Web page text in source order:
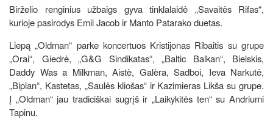
Birželio renginius užbaigs gyva tinklalaidė „Savaitės Rifas“,
kurioje pasirodys Emil Jacob ir Manto Patarako duetas.
Liepą „Oldman“ parke koncertuos Kristijonas Ribaitis su grupe
„Orai“, Giedrė, „G&G Sindikatas“, „Baltic Balkan“, Bielskis,
Daddy Was a Milkman, Aistè, Galèra, Sadboi, Ieva Narkutė,
„Biplan“, Kastetas, „Saulės kliošas“ ir Kazimieras Likša su grupe.
Į „Oldman“ jau tradiciškai sugrįš ir „Laikykitės ten“ su Andriumi
Tapinu.